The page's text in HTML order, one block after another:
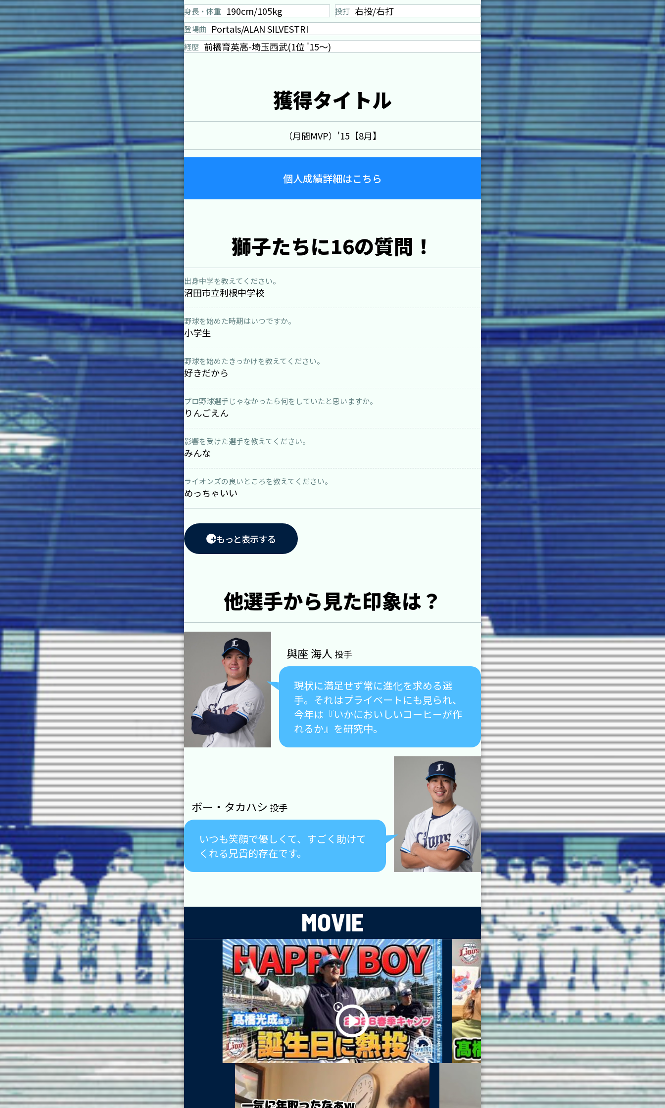
身長・体重 190cm/105kg 投打 右投/右打
登場曲 Portals/ALAN SILVESTRI
経歴 前橋育英高-埼玉西武(1位 '15～)
獲得タイトル
（月間MVP）'15【8月】
個人成績詳細はこちら
獅子たちに16の質問！
出身中学を教えてください。
沼田市立利根中学校
野球を始めた時期はいつですか。
小学生
野球を始めたきっかけを教えてください。
好きだから
プロ野球選手じゃなかったら何をしていたと思いますか。
りんごえん
影響を受けた選手を教えてください。
みんな
ライオンズの良いところを教えてください。
めっちゃいい
もっと表示する
他選手から見た印象は？
與座 海人 投手
現状に満足せず常に進化を求める選
手。それはプライベートにも見られ、
今年は『いかにおいしいコーヒーが作
れるか』を研究中。
ボー・タカハシ 投手
いつも笑顔で優しくて、すごく助けて
くれる兄貴的存在です。
MOVIE